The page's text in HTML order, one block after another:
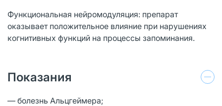
Функциональная нейромодуляция: препарат
оказывает положительное влияние при нарушениях
когнитивных функций на процессы запоминания.
Показания
— болезнь Альцгеймера;